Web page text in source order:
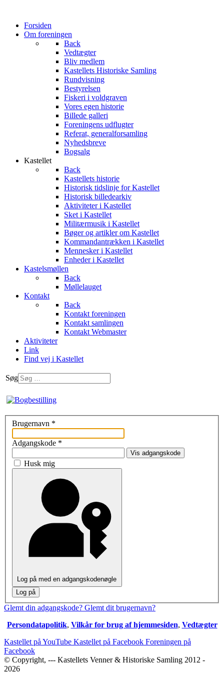
Forsiden
Om foreningen
Back
Vedtægter
Bliv medlem
Kastellets Historiske Samling
Rundvisning
Bestyrelsen
Fiskeri i voldgraven
Vores egen historie
Billede galleri
Foreningens udflugter
Referat, generalforsamling
Nyhedsbreve
Bogsalg
Kastellet
Back
Kastellets historie
Historisk tidslinje for Kastellet
Historisk billedearkiv
Aktiviteter i Kastellet
Sket i Kastellet
Militærmusik i Kastellet
Bøger og artikler om Kastellet
Kommandantrækken i Kastellet
Mennesker i Kastellet
Enheder i Kastellet
Kastelsmøllen
Back
Møllelauget
Kontakt
Back
Kontakt foreningen
Kontakt samlingen
Kontakt Webmaster
Aktiviteter
Link
Find vej i Kastellet
Søg
Brugernavn *
Adgangskode *
Vis adgangskode
Husk mig
Log på med en adgangskodenøgle
Log på
Glemt din adgangskode? Glemt dit brugernavn?
Persondatapolitik, Vilkår for brug af hjemmesiden, Vedtægter
Kastellet på YouTube Kastellet på Facebook Foreningen på
Facebook
© Copyright, --- Kastellets Venner & Historiske Samling 2012 -
2026